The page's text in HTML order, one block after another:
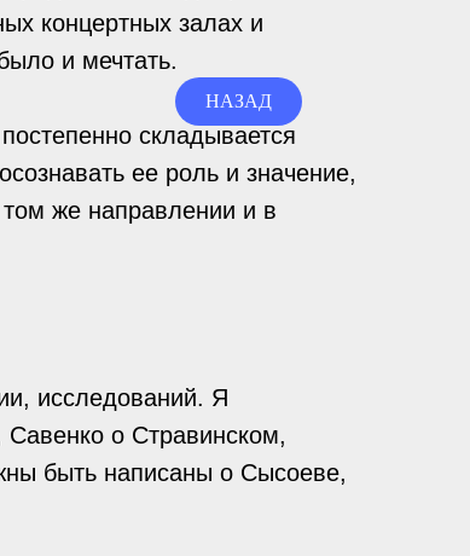
концертных залах и
и мечтать.
складывается
ее роль и значение,
том же направлении и в
исследований. Я
Савенко о Стравинском,
быть написаны о Сысоеве,
НАЗАД